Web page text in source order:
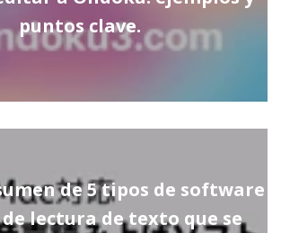
puntos clave.
de 5 tipos de software
lectura de texto que se